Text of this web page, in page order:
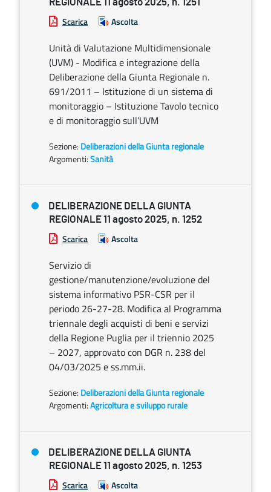
REGIONALE 11 agosto 2025, n. 1251
Scarica Ascolta
Unità di Valutazione Multidimensionale
(UVM) - Modifica e integrazione della
Deliberazione della Giunta Regionale n.
691/2011 – Istituzione di un sistema di
monitoraggio – Istituzione Tavolo tecnico
e di monitoraggio sull’UVM
Sezione: Deliberazioni della Giunta regionale
Argomenti:Sanità
DELIBERAZIONE DELLA GIUNTA
REGIONALE 11 agosto 2025, n. 1252
Scarica Ascolta
Servizio di
gestione/manutenzione/evoluzione del
sistema informativo PSR-CSR per il
periodo 26-27-28. Modifica al Programma
triennale degli acquisti di beni e servizi
della Regione Puglia per il triennio 2025
– 2027, approvato con DGR n. 238 del
04/03/2025 e ss.mm.ii.
Sezione: Deliberazioni della Giunta regionale
Argomenti:Agricoltura e sviluppo rurale
DELIBERAZIONE DELLA GIUNTA
REGIONALE 11 agosto 2025, n. 1253
Scarica Ascolta